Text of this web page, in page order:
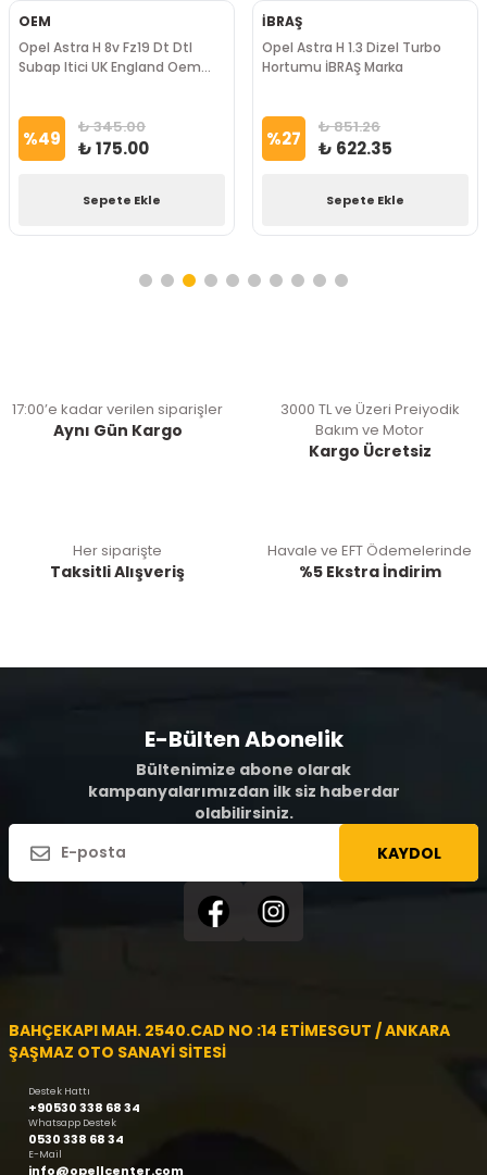
OEM
Opel Astra H 8v Fz19 Dt Dtl
Subap Itici UK England Oem
%49 ₺ 345.00
₺ 175.00
Sepete Ekle
İBRAŞ
Opel Astra H 1.3 Dizel Turbo
Hortumu İBRAŞ Marka
%27 ₺ 851.26
₺ 622.35
Sepete Ekle
17:00’e kadar verilen siparişler
Aynı Gün Kargo
3000 TL ve Üzeri Preiyodik
Bakım ve Motor
Kargo Ücretsiz
Her siparişte
Taksitli Alışveriş
Havale ve EFT Ödemelerinde
%5 Ekstra İndirim
E-Bülten Abonelik
Bültenimize abone olarak
kampanyalarımızdan ilk siz haberdar
olabilirsiniz.
KAYDOL
BAHÇEKAPI MAH. 2540.CAD NO :14 ETİMESGUT / ANKARA
ŞAŞMAZ OTO SANAYİ SİTESİ
Destek Hattı
+90530 338 68 34
Whatsapp Destek
0530 338 68 34
E-Mail
info@opellcenter.com